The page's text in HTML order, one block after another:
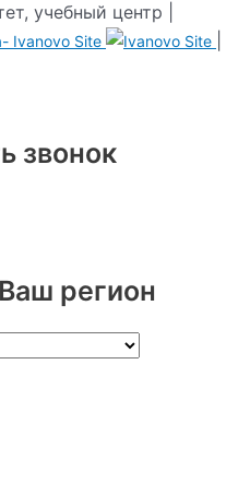
учебный центр |
Ivanovo Site
звонок
регион